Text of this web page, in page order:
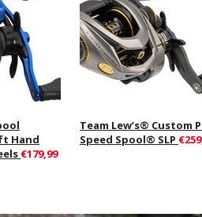
Hand
€179,99
Team Lew’s® Custom
Speed Spool® SLP